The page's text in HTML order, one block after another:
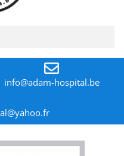
info@adam-hospital.be